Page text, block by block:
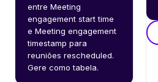
entre Meeting
engagement start time
e Meeting engagement
timestamp para
reuniões rescheduled.
Gere como tabela.